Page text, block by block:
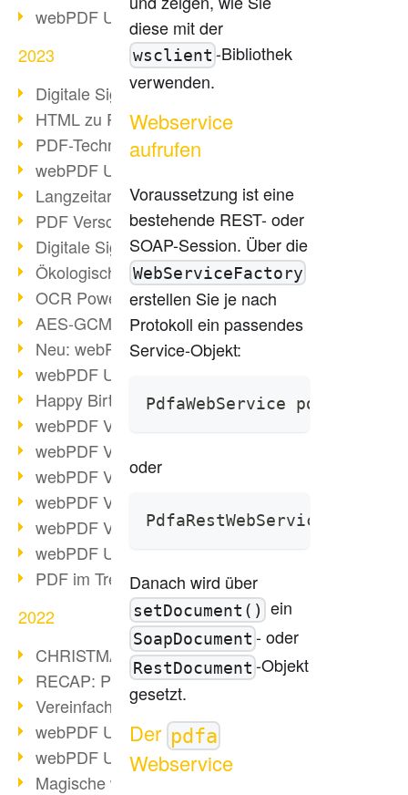
webPDF Update 9.0.0.3264
2023
Digitale Signatur in PDF
HTML zu PDF
PDF-Techniken für Barrierefreiheit
webPDF Update 9.0.0.3149
Langzeitarchivierung mit PDF/A
PDF Verschlüsselung
Digitale Signaturen
Ökologischen Abdruck reduzieren
OCR Power für Profis
AES-GCM-Unterstützung (PDF 2.0)
Neu: webPDF Developer Hub
webPDF Update 9.0.0.2898
Happy Birthday, PDF!
webPDF Video-Session 4
webPDF Video-Session 3
webPDF Video-Session 2
webPDF Video-Session 1
webPDF Video-Session Termine
webPDF Update 9.0.0.2843
PDF im Trend
2022
CHRISTMAS 2022 loading
RECAP: PDF Days Europe 2022
Vereinfachung Personalprozesse
webPDF Update 8.0.0.2727
webPDF Update 9.0.0.2732
Magische webPDF Version 9
diese mit der
wsclient -Bibliothek
verwenden.
Webservice
aufrufen
Voraussetzung ist eine
bestehende REST- oder
SOAP-Session. Über die
WebServiceFactory
erstellen Sie je nach
Protokoll ein passendes
Service-Objekt:
PdfaWebService
oder
PdfaRestWebService
Danach wird über
setDocument() ein
SoapDocument - oder
RestDocument -Objekt
gesetzt.
Der pdfa
Webservice